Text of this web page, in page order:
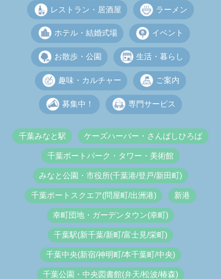
レストラン・居酒屋 ラーメン
ホテル・結婚式場 イベント
お散歩・公園 生活・暮らし
趣味・カルチャー ご案内
募集中！ 専門サービス
千葉みなと駅 ケーズハーバー・さんばしひろば
千葉ポートパーク・タワー・美術館
みなと公園・市役所(千葉港/登戸/新田町)
千葉ポートスクエア(問屋町/出洲港) 新港
幸町団地・ガーデンタウン(幸町)
千葉駅(新千葉/新町/富士見/栄町)
千葉中央(新宿/神明町/本千葉町/中央)
千葉公園・中央図書館(弁天/松波/椿森)